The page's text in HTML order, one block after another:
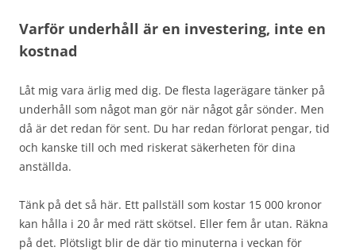
Varför underhåll är en investering, inte en
kostnad
Låt mig vara ärlig med dig. De flesta lagerägare tänker på
underhåll som något man gör när något går sönder. Men
då är det redan för sent. Du har redan förlorat pengar, tid
och kanske till och med riskerat säkerheten för dina
anställda.
Tänk på det så här. Ett pallställ som kostar 15 000 kronor
kan hålla i 20 år med rätt skötsel. Eller fem år utan. Räkna
på det. Plötsligt blir de där tio minuterna i veckan för